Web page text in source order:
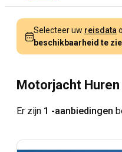
Selecteer uw reisdata
beschikbaarheid te
Motorjacht
Er zijn 1 -aanbiedingen